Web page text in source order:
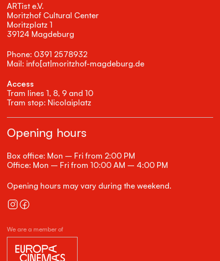
ARTist e.V.
Moritzhof Cultural Center
Moritzplatz 1
39124 Magdeburg
Phone: 0391 2578932
Mail: info[at|moritzhof-magdeburg.de
Access
Tram lines 1, 8, 9 and 10
Tram stop: Nicolaiplatz
Opening hours
Box office: Mon – Fri from 2:00 PM
Office: Mon – Fri from 10:00 AM – 4:00 PM
Opening hours may vary during the weekend.
We are a member of